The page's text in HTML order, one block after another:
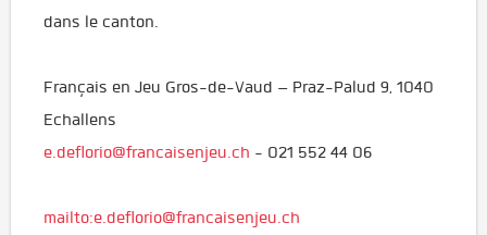
dans le canton.
Français en Jeu Gros-de-Vaud – Praz-Palud 9, 1040
Echallens
e.deflorio@francaisenjeu.ch - 021 552 44 06
mailto:e.deflorio@francaisenjeu.ch